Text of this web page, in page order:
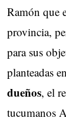
Ramón que
provincia,
para sus
planteadas
dueños, el
tucumanos